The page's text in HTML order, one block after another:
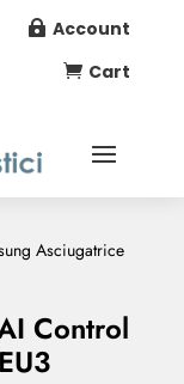
 Account
 Cart
Control
Asciugatrice